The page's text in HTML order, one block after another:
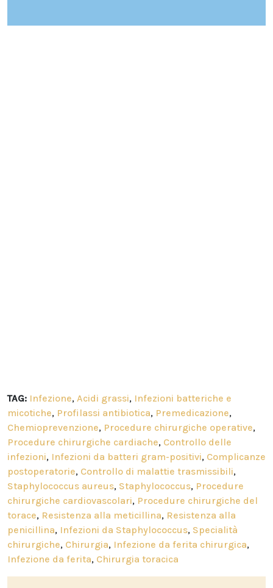
TAG: Infezione, Acidi grassi, Infezioni batteriche e
micotiche, Profilassi antibiotica, Premedicazione,
Chemioprevenzione, Procedure chirurgiche operative,
Procedure chirurgiche cardiache, Controllo delle
infezioni, Infezioni da batteri gram-positivi, Complicanze
postoperatorie, Controllo di malattie trasmissibili,
Staphylococcus aureus, Staphylococcus, Procedure
chirurgiche cardiovascolari, Procedure chirurgiche del
torace, Resistenza alla meticillina, Resistenza alla
penicillina, Infezioni da Staphylococcus, Specialità
chirurgiche, Chirurgia, Infezione da ferita chirurgica,
Infezione da ferita, Chirurgia toracica